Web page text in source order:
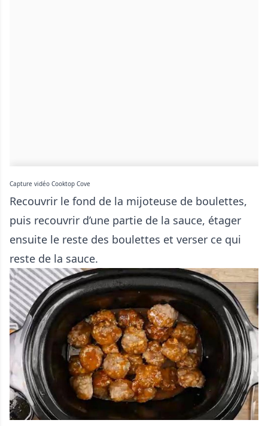
Capture vidéo Cooktop Cove
Recouvrir le fond de la mijoteuse de boulettes,
puis recouvrir d’une partie de la sauce, étager
ensuite le reste des boulettes et verser ce qui
reste de la sauce.